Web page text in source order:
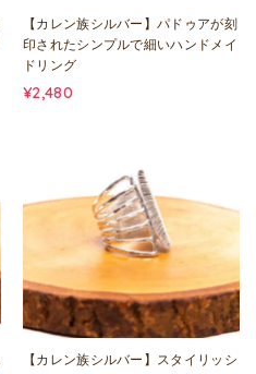
【カレン族シルバー】パドゥアが刻
印されたシンプルで細いハンドメイ
ドリング
¥2,480
【カレン族シルバー】スタイリッシ